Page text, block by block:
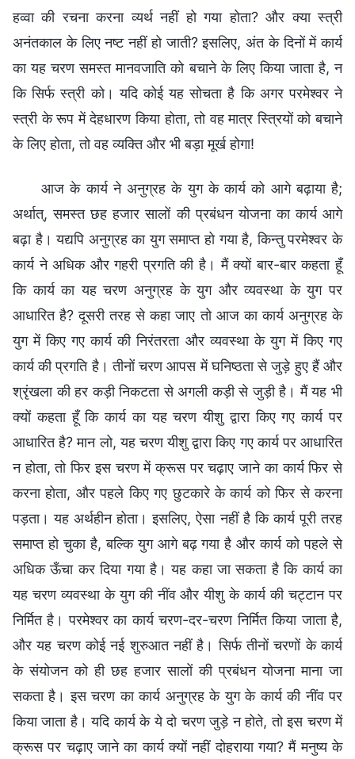
हव्वा की रचना करना व्यर्थ नहीं हो गया होता? और क्या स्त्री
अनंतकाल के लिए नष्ट नहीं हो जाती? इसलिए, अंत के दिनों में कार्य
का यह चरण समस्त मानवजाति को बचाने के लिए किया जाता है, न
कि सिर्फ स्त्री को। यदि कोई यह सोचता है कि अगर परमेश्वर ने
स्त्री के रूप में देहधारण किया होता, तो वह मात्र स्त्रियों को बचाने
के लिए होता, तो वह व्यक्ति और भी बड़ा मूर्ख होगा!
आज के कार्य ने अनुग्रह के युग के कार्य को आगे बढ़ाया है;
अर्थात्, समस्त छह हजार सालों की प्रबंधन योजना का कार्य आगे
बढ़ा है। यद्यपि अनुग्रह का युग समाप्त हो गया है, किन्तु परमेश्वर के
कार्य ने अधिक और गहरी प्रगति की है। मैं क्यों बार-बार कहता हूँ
कि कार्य का यह चरण अनुग्रह के युग और व्यवस्था के युग पर
आधारित है? दूसरी तरह से कहा जाए तो आज का कार्य अनुग्रह के
युग में किए गए कार्य की निरंतरता और व्यवस्था के युग में किए गए
कार्य की प्रगति है। तीनों चरण आपस में घनिष्ठता से जुड़े हुए हैं और
श्रृंखला की हर कड़ी निकटता से अगली कड़ी से जुड़ी है। मैं यह भी
क्यों कहता हूँ कि कार्य का यह चरण यीशु द्वारा किए गए कार्य पर
आधारित है? मान लो, यह चरण यीशु द्वारा किए गए कार्य पर आधारित
न होता, तो फिर इस चरण में क्रूस पर चढ़ाए जाने का कार्य फिर से
करना होता, और पहले किए गए छुटकारे के कार्य को फिर से करना
पड़ता। यह अर्थहीन होता। इसलिए, ऐसा नहीं है कि कार्य पूरी तरह
समाप्त हो चुका है, बल्कि युग आगे बढ़ गया है और कार्य को पहले से
अधिक ऊँचा कर दिया गया है। यह कहा जा सकता है कि कार्य का
यह चरण व्यवस्था के युग की नींव और यीशु के कार्य की चट्टान पर
निर्मित है। परमेश्वर का कार्य चरण-दर-चरण निर्मित किया जाता है,
और यह चरण कोई नई शुरुआत नहीं है। सिर्फ तीनों चरणों के कार्य
के संयोजन को ही छह हजार सालों की प्रबंधन योजना माना जा
सकता है। इस चरण का कार्य अनुग्रह के युग के कार्य की नींव पर
किया जाता है। यदि कार्य के ये दो चरण जुड़े न होते, तो इस चरण में
क्रूस पर चढ़ाए जाने का कार्य क्यों नहीं दोहराया गया? मैं मनुष्य के